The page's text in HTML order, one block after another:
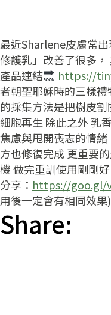
最近Sharlene皮膚常
修護乳」改善了很多，
產品連結
https://
者朝聖耶穌時的三樣
的採集方法是把樹皮
細胞再生 除此之外 乳
焦慮與甩開喪志的情
方也修復完成 更重要的
機 做完重訓使
分享： https://goo.gl/
用後一定會有相同效果)
Share: